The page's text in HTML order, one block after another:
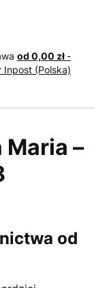
od 0,00 zł -
Inpost (Polska)
Maria –
od